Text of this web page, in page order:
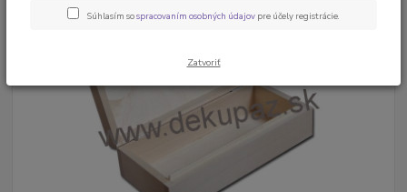
Súhlasím sospracovaním osobných údajov pre účely registrácie.
Zatvoriť